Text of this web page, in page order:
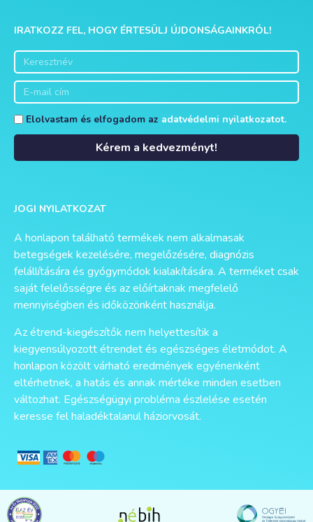
IRATKOZZ FEL, HOGY ÉRTESÜLJ ÚJDONSÁGAINKRÓL!
Elolvastam és elfogadom az adatvédelmi nyilatkozatot.
Kérem a kedvezményt!
JOGI NYILATKOZAT
A honlapon található termékek nem alkalmasak
betegségek kezelésére, megelőzésére, diagnózis
felállítására és gyógymódok kialakítására. A terméket csak
saját felelősségre és az előírtaknak megfelelő
mennyiségben és időközönként használja.
Az étrend-kiegészítők nem helyettesítik a
kiegyensúlyozott étrendet és egészséges életmódot. A
honlapon közölt várható eredmények egyénenként
eltérhetnek, a hatás és annak mértéke minden esetben
változhat. Egészségügyi probléma észlelése esetén
keresse fel haladéktalanul háziorvosát.